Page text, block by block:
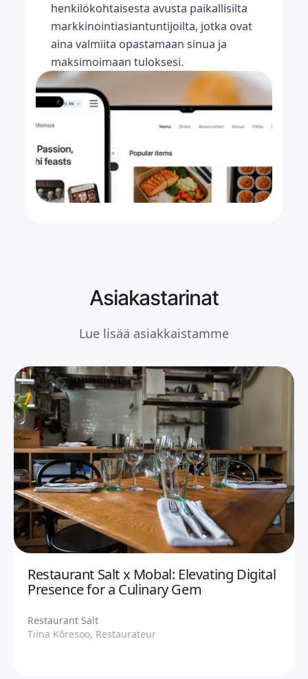
henkilökohtaisesta avusta paikallisilta
markkinointiasiantuntijoilta, jotka ovat
aina valmiita opastamaan sinua ja
maksimoimaan tuloksesi.
Asiakastarinat
Lue lisää asiakkaistamme
Restaurant Salt x Mobal: Elevating Digital
Presence for a Culinary Gem
Restaurant Salt
Tiina Kõresoo, Restaurateur